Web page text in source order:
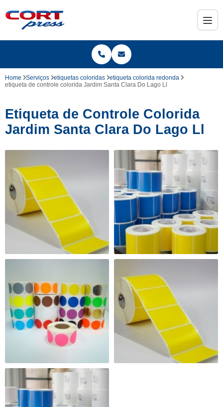
Home Serviços etiquetas coloridas
etiqueta colorida redonda
etiqueta de controle colorida Jardim Santa Clara Do Lago Ll
Etiqueta de Controle Colorida
Jardim Santa Clara Do Lago Ll